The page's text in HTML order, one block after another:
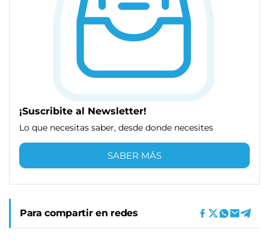
¡Suscribite al Newsletter!
Lo que necesitas saber, desde donde necesites
SABER MÁS
Para compartir en redes